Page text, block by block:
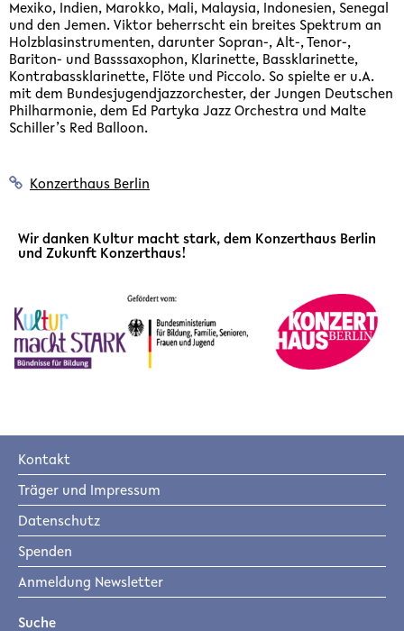
Mexiko, Indien, Marokko, Mali, Malaysia, Indonesien, Senegal
und den Jemen. Viktor beherrscht ein breites Spektrum an
Holzblasinstrumenten, darunter Sopran-, Alt-, Tenor-,
Bariton- und Basssaxophon, Klarinette, Bassklarinette,
Kontrabassklarinette, Flöte und Piccolo. So spielte er u.A.
mit dem Bundesjugendjazzorchester, der Jungen Deutschen
Philharmonie, dem Ed Partyka Jazz Orchestra und Malte
Schiller’s Red Balloon.
Konzerthaus Berlin
Wir danken Kultur macht stark, dem Konzerthaus Berlin
und Zukunft Konzerthaus!
Kontakt
Träger und Impressum
Datenschutz
Spenden
Anmeldung Newsletter